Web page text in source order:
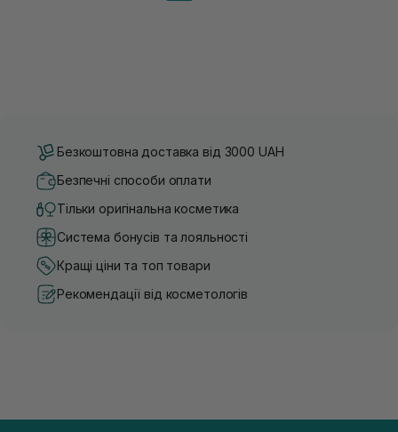
Безкоштовна доставка від 3000 UAH
Безпечні способи оплати
Тільки оригінальна косметика
Система бонусів та лояльності
Кращі ціни та топ товари
Рекомендації від косметологів